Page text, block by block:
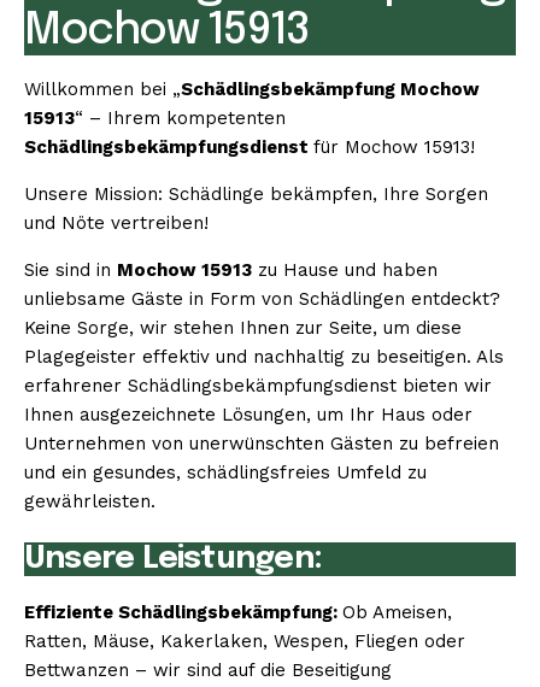
Mochow 15913
Willkommen bei „Schädlingsbekämpfung Mochow
15913“ – Ihrem kompetenten
Schädlingsbekämpfungsdienst für Mochow 15913!
Unsere Mission: Schädlinge bekämpfen, Ihre Sorgen
und Nöte vertreiben!
Sie sind in Mochow 15913 zu Hause und haben
unliebsame Gäste in Form von Schädlingen entdeckt?
Keine Sorge, wir stehen Ihnen zur Seite, um diese
Plagegeister effektiv und nachhaltig zu beseitigen. Als
erfahrener Schädlingsbekämpfungsdienst bieten wir
Ihnen ausgezeichnete Lösungen, um Ihr Haus oder
Unternehmen von unerwünschten Gästen zu befreien
und ein gesundes, schädlingsfreies Umfeld zu
gewährleisten.
Unsere Leistungen:
Effiziente Schädlingsbekämpfung: Ob Ameisen,
Ratten, Mäuse, Kakerlaken, Wespen, Fliegen oder
Bettwanzen – wir sind auf die Beseitigung